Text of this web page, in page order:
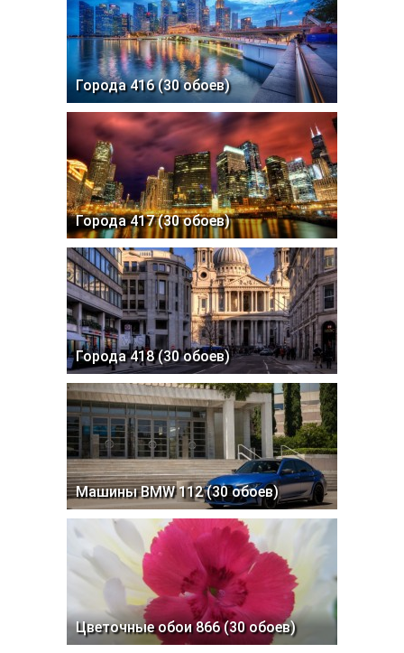
Города 416 (30 обоев)
Города 417 (30 обоев)
Города 418 (30 обоев)
Машины BMW 112 (30 обоев)
Цветочные обои 866 (30 обоев)